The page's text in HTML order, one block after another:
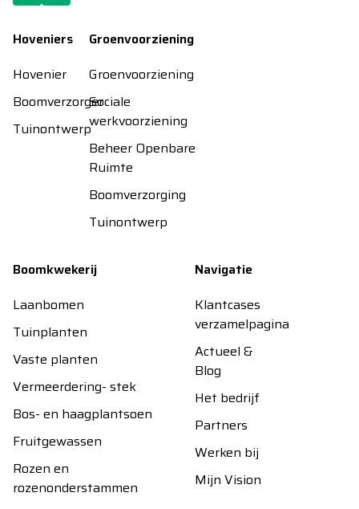
Hoveniers
Hovenier
Boomverzorger
Tuinontwerp
Groenvoorziening
Groenvoorziening
Sociale
werkvoorziening
Beheer Openbare
Ruimte
Boomverzorging
Tuinontwerp
Boomkwekerij
Laanbomen
Tuinplanten
Vaste planten
Vermeerdering- stek
Bos- en haagplantsoen
Fruitgewassen
Rozen en
rozenonderstammen
Navigatie
Klantcases
verzamelpagina
Actueel &
Blog
Het bedrijf
Partners
Werken bij
Mijn Vision